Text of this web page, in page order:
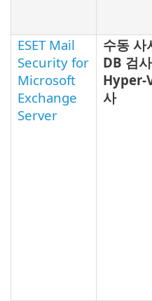
ESET Mail
Security for
Microsoft
Exchange
Server
수동 사
DB 검
Hyper-
사